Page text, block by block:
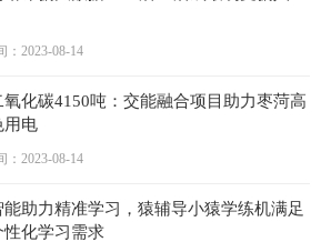
：2023-08-14
氧化碳4150吨：交能融合项目助力枣菏高
用电
：2023-08-14
能助力精准学习，猿辅导小猿学练机满足
性化学习需求